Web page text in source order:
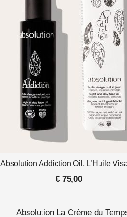
Absolution Addiction Oil, L’Huile
€75,00